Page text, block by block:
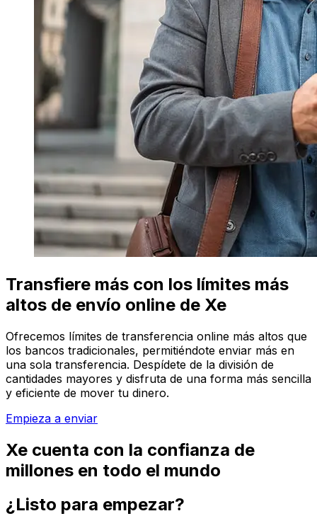
Transfiere más con los límites más
altos de envío online de Xe
Ofrecemos límites de transferencia online más altos que
los bancos tradicionales, permitiéndote enviar más en
una sola transferencia. Despídete de la división de
cantidades mayores y disfruta de una forma más sencilla
y eficiente de mover tu dinero.
Empieza a enviar
Xe cuenta con la confianza de
millones en todo el mundo
¿Listo para empezar?